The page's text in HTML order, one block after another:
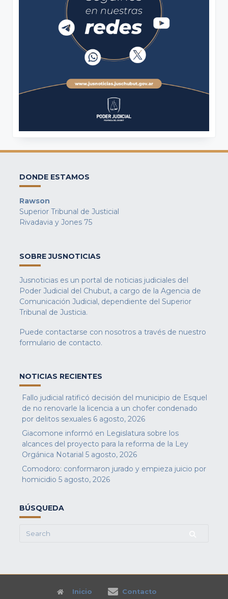
DONDE ESTAMOS
Rawson
Superior Tribunal de Justicial
Rivadavia y Jones 75
SOBRE JUSNOTICIAS
Jusnoticias es un portal de noticias judiciales del
Poder Judicial del Chubut, a cargo de la Agencia de
Comunicación Judicial, dependiente del Superior
Tribunal de Justicia.
Puede contactarse con nosotros a través de nuestro
formulario de contacto.
NOTICIAS RECIENTES
Fallo judicial ratificó decisión del municipio de Esquel
de no renovarle la licencia a un chofer condenado
por delitos sexuales 6 agosto, 2026
Giacomone informó en Legislatura sobre los
alcances del proyecto para la reforma de la Ley
Orgánica Notarial 5 agosto, 2026
Comodoro: conformaron jurado y empieza juicio por
homicidio 5 agosto, 2026
BÚSQUEDA
Search
Inicio Contacto